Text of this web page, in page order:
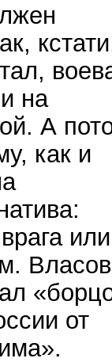
на
А
как и
или
Власов
от